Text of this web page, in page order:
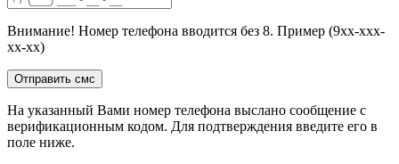
Внимание! Номер телефона вводится без 8. Пример (9хх-ххх-
хх-хх)
На указанный Вами номер телефона выслано сообщение с
верификационным кодом. Для подтверждения введите его в
поле ниже.